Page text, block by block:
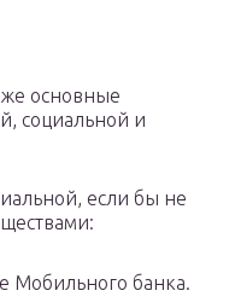
же основные
социальной и
если бы не
Мобильного банка.